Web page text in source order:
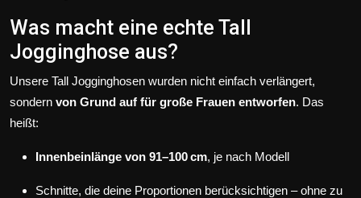
Was macht eine echte Tall
Jogginghose aus?
Unsere Tall Jogginghosen wurden nicht einfach verlängert,
sondern von Grund auf für große Frauen entworfen. Das
heißt:
Innenbeinlänge von 91–100 cm, je nach Modell
Schnitte, die deine Proportionen berücksichtigen – ohne zu